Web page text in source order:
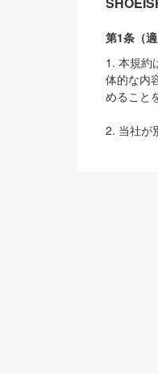
第1条（適
1. 本規約
体的な内
めること
2. 当社が
は、本
1. 「本
みます
「